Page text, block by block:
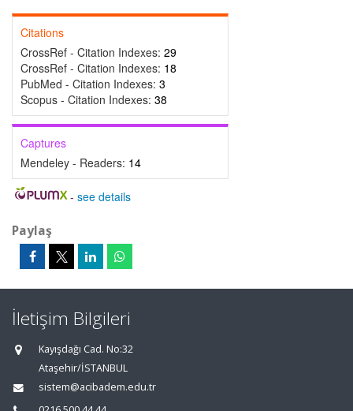
Citations
CrossRef - Citation Indexes: 29
CrossRef - Citation Indexes: 18
PubMed - Citation Indexes: 3
Scopus - Citation Indexes: 38
Captures
Mendeley - Readers: 14
- see details
Paylaş
İletişim Bilgileri
Kayışdağı Cad. No:32
Ataşehir/İSTANBUL
sistem@acibadem.edu.tr